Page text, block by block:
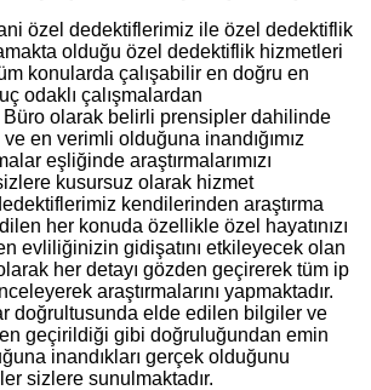
özel dedektiflerimiz ile özel dedektiflik
olduğu özel dedektiflik hizmetleri
konularda çalışabilir en doğru en
odaklı çalışmalardan
olarak belirli prensipler dahilinde
en verimli olduğuna inandığımız
eşliğinde araştırmalarımızı
kusursuz olarak hizmet
kendilerinden araştırma
her konuda özellikle özel hayatınızı
evliliğinizin gidişatını etkileyecek olan
her detayı gözden geçirerek tüm ip
araştırmalarını yapmaktadır.
doğrultusunda elde edilen bilgiler ve
geçirildiği gibi doğruluğundan emin
inandıkları gerçek olduğunu
sizlere sunulmaktadır.